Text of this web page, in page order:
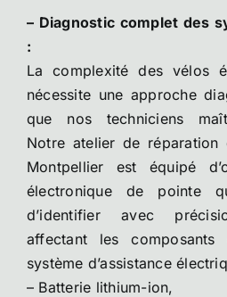
– Diagnostic complet des
:
La complexité des vélos
nécessite une approche
que nos techniciens
Notre atelier de
Montpellier est équipé
électronique de pointe
d’identifier avec
affectant les
système d’assistance
– Batterie lithium-ion,